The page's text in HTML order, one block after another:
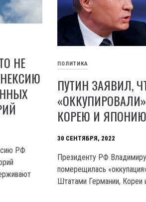
НЕ
РФ
ПОЛИТИКА
ПУТИН ЗАЯВИЛ,
КОРЕЮ И ЯПОНИЮ
30 СЕНТЯБРЯ, 2022
Президенту РФ
померещилась
Штатами Германии, Кореи